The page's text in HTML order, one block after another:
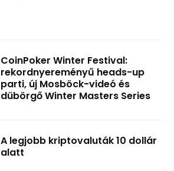
CoinPoker Winter Festival:
rekordnyereményű heads-up
parti, új Mosböck-videó és
dübörgő Winter Masters Series
A legjobb kriptovaluták 10 dollár
alatt